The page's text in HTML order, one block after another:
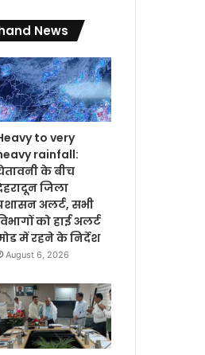
News
to very
rainfall:
के बीच
जिला
अलर्ट, सभी
को हाई अलर्ट
में रहने के निर्देश
August 6, 2026